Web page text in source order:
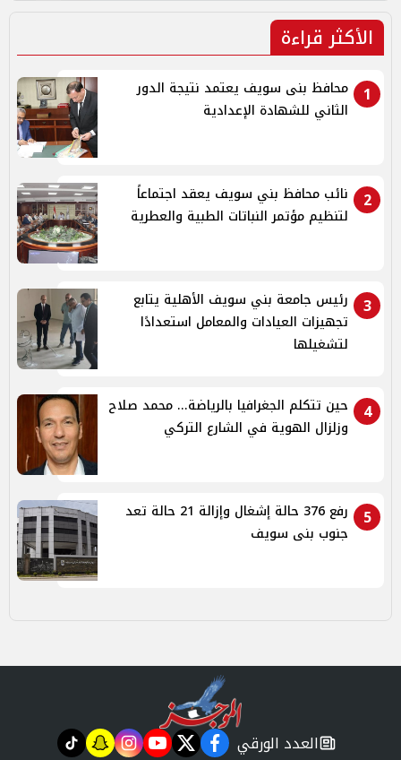
الأكثر قراءة
1
محافظ بنى سويف يعتمد نتيجة الدور
الثاني للشهادة الإعدادية
2
نائب محافظ بني سويف يعقد اجتماعاً
لتنظيم مؤتمر النباتات الطبية والعطرية
3
رئيس جامعة بني سويف الأهلية يتابع
تجهيزات العيادات والمعامل استعدادًا
لتشغيلها
4
حين تتكلم الجغرافيا بالرياضة... محمد صلاح
وزلزال الهوية في الشارع التركي
5
رفع 376 حالة إشغال وإزالة 21 حالة تعد
جنوب بنى سويف
newspaper
العدد الورقي facebook
twitter
youtube
instagram
snapchat
tiktok